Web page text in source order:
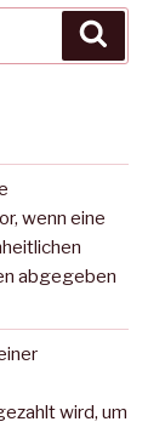
wenn eine
abgegeben
wird, um